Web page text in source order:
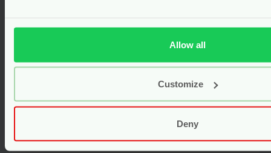
Allow all
Customize
Deny
Have Fun – 40 gram – The Lekker
Company
Gewaardeerd5.00uit 5